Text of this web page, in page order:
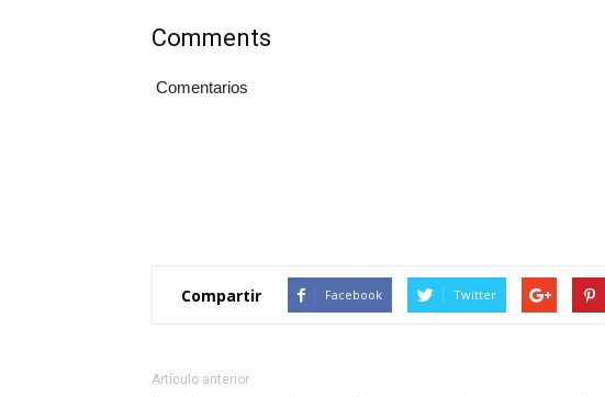
Comments
Comentarios
Compartir Facebook Twitter
Artículo anterior